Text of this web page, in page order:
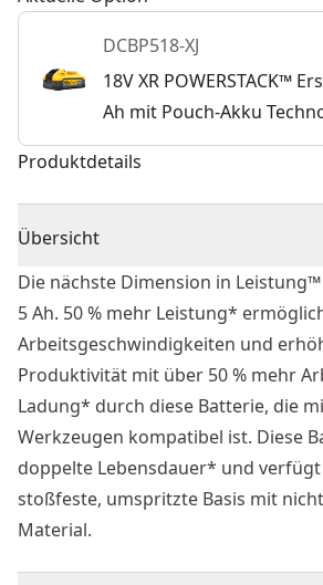
DCBP518-XJ
18V XR POWERSTACK™
Ah mit Pouch-Akku
Produktdetails
Übersicht
Die nächste Dimension in
5 Ah. 50 % mehr Leistung*
Arbeitsgeschwindigkeiten und
Produktivität mit über 50 % mehr
Ladung* durch diese Batterie, die
Werkzeugen kompatibel ist. Diese
doppelte Lebensdauer* und
stoßfeste, umspritzte Basis mit
Material.